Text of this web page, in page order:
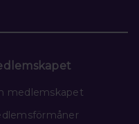
medlemskapet